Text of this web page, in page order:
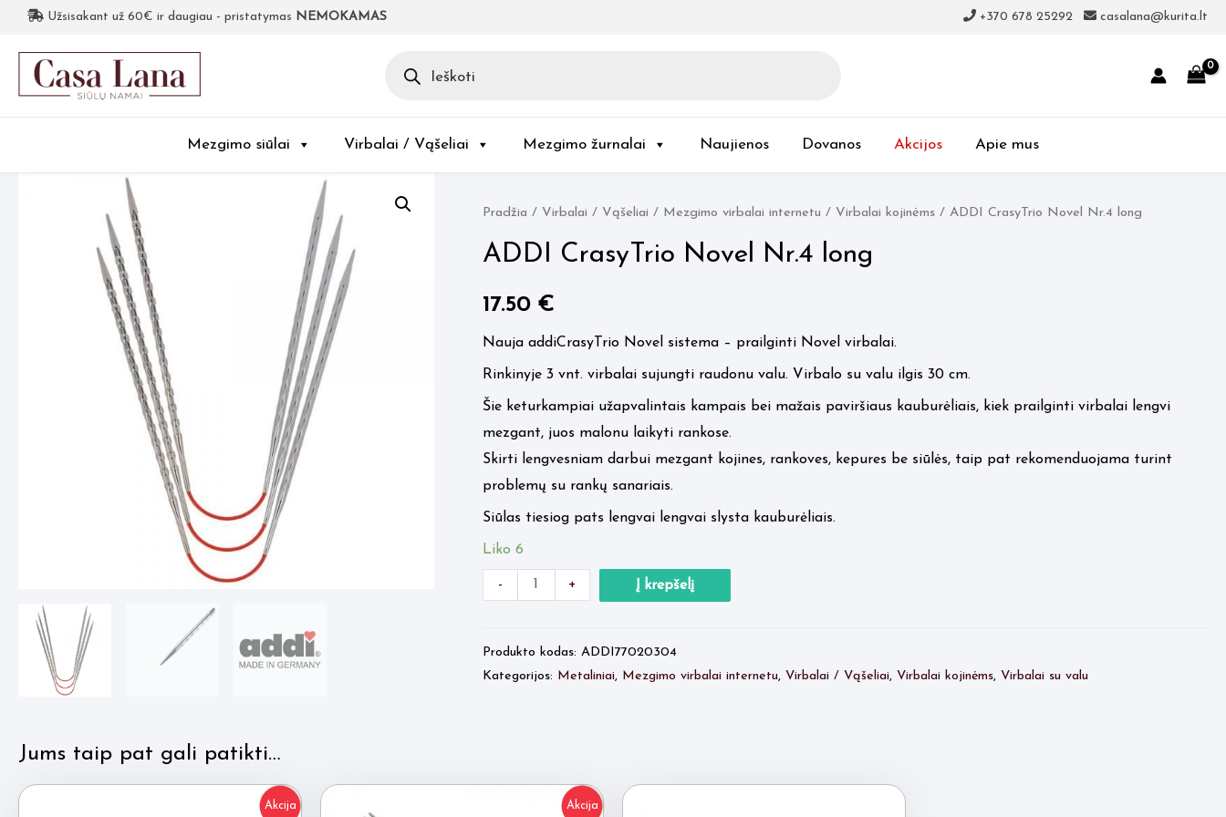
Užsisakant už 60€ ir daugiau - pristatymas NEMOKAMAS +370 678 25292 casalana@kurita.lt
search
Mezgimo siūlai Virbalai / Vąšeliai Mezgimo žurnalai Naujienos Dovanos Akcijos Apie mus
Pradžia / Virbalai / Vąšeliai / Mezgimo virbalai internetu / Virbalai kojinėms/ ADDI CrasyTrio Novel Nr.4 long
ADDI CrasyTrio Novel Nr.4 long
17.50 €
Nauja addiCrasyTrio Novel sistema – prailginti Novel virbalai.
Rinkinyje 3 vnt. virbalai sujungti raudonu valu. Virbalo su valu ilgis 30 cm.
Šie keturkampiai užapvalintais kampais bei mažais paviršiaus kauburėliais, kiek prailginti virbalai lengvi
mezgant, juos malonu laikyti rankose.
Skirti lengvesniam darbui mezgant kojines, rankoves, kepures be siūlės, taip pat rekomenduojama turint
problemų su rankų sanariais.
Siūlas tiesiog pats lengvai lengvai slysta kauburėliais.
Liko 6
-
produkto
CrasyTrio
Novel
+ Į krepšelį
Produkto kodas: ADDI77020304
Kategorijos: Metaliniai, Mezgimo virbalai internetu, Virbalai / Vąšeliai, Virbalai kojinėms, Virbalai su valu
Jums taip pat gali patikti…
Akcija Akcija